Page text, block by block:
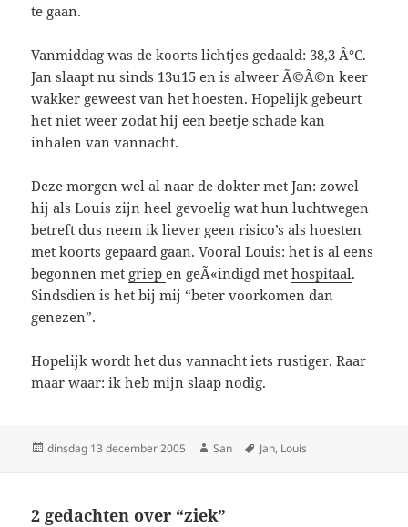
te gaan.
Vanmiddag was de koorts lichtjes gedaald: 38,3 Â°C.
Jan slaapt nu sinds 13u15 en is alweer Ã©Ã©n keer
wakker geweest van het hoesten. Hopelijk gebeurt
het niet weer zodat hij een beetje schade kan
inhalen van vannacht.
Deze morgen wel al naar de dokter met Jan: zowel
hij als Louis zijn heel gevoelig wat hun luchtwegen
betreft dus neem ik liever geen risico’s als hoesten
met koorts gepaard gaan. Vooral Louis: het is al eens
begonnen met griepen geÃ«indigd methospitaal.
Sindsdien is het bij mij “beter voorkomen dan
genezen”.
Hopelijk wordt het dus vannacht iets rustiger. Raar
maar waar: ik heb mijn slaap nodig.
Geplaatst
dinsdag 13 december 2005 Auteur
San Tags
Jan, Louis
2 gedachten over “ziek”